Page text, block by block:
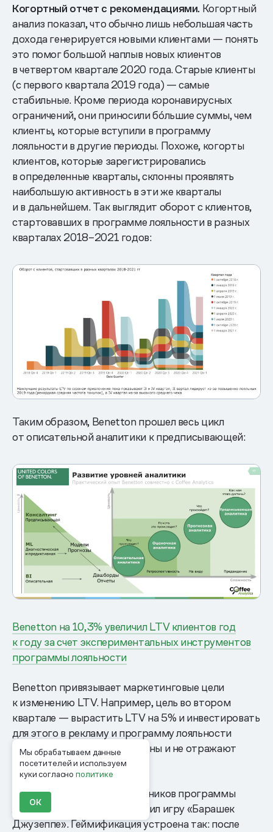
Мы обрабатываем данные
посетителей и используем
куки согласнополитике
ОК
Когортный отчет с рекомендациями. Когортный
анализ показал, что обычно лишь небольшая часть
дохода генерируется новыми клиентами — понять
это помог большой наплыв новых клиентов
в четвертом квартале 2020 года. Старые клиенты
(с первого квартала 2019 года) — самые
стабильные. Кроме периода коронавирусных
ограничений, они приносили бо́льшие суммы, чем
клиенты, которые вступили в программу
лояльности в другие периоды. Похоже, когорты
клиентов, которые зарегистрировались
в определенные кварталы, склонны проявлять
наибольшую активность в эти же кварталы
и в дальнейшем. Так выглядит оборот с клиентов,
стартовавших в программе лояльности в разных
кварталах 2018–2021 годов:
Таким образом, Benetton прошел весь цикл
от описательной аналитики к предписывающей:
Benetton на 10,3% увеличил LTV клиентов год
к году за счет экспериментальных инструментов
программы лояльности
Benetton привязывает маркетинговые цели
к изменению LTV. Например, цель во втором
квартале — вырастить LTV на 5% и инвестировать
для этого в рекламу и программу лояльности
5 млн рублей. (Цифры условны и не отражают
реальности Benetton).
Реальный пример: для участников программы
лояльности Benetton запустил игру «Барашек
Джузеппе». Геймификация устроена так: после